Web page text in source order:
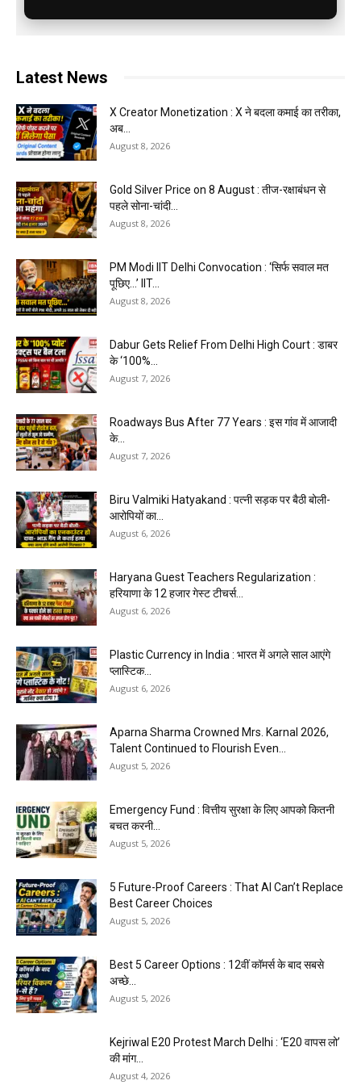
Latest News
X Creator Monetization : X ने बदला कमाई का तरीका,
अब...
August 8, 2026
Gold Silver Price on 8 August : तीज-रक्षाबंधन से
पहले सोना-चांदी...
August 8, 2026
PM Modi IIT Delhi Convocation : ‘सिर्फ सवाल मत
पूछिए…’ IIT...
August 8, 2026
Dabur Gets Relief From Delhi High Court : डाबर
के ‘100%...
August 7, 2026
Roadways Bus After 77 Years : इस गांव में आजादी
के...
August 7, 2026
Biru Valmiki Hatyakand : पत्नी सड़क पर बैठी बोली-
आरोपियों का...
August 6, 2026
Haryana Guest Teachers Regularization :
हरियाणा के 12 हजार गेस्ट टीचर्स...
August 6, 2026
Plastic Currency in India : भारत में अगले साल आएंगे
प्लास्टिक...
August 6, 2026
Aparna Sharma Crowned Mrs. Karnal 2026,
Talent Continued to Flourish Even...
August 5, 2026
Emergency Fund : वित्तीय सुरक्षा के लिए आपको कितनी
बचत करनी...
August 5, 2026
5 Future-Proof Careers : That AI Can’t Replace
Best Career Choices
August 5, 2026
Best 5 Career Options : 12वीं कॉमर्स के बाद सबसे
अच्छे...
August 5, 2026
Kejriwal E20 Protest March Delhi : ‘E20 वापस लो’
की मांग...
August 4, 2026